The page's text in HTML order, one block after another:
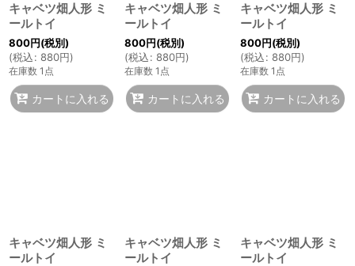
キャベツ畑人形 ミ
ールトイ
800円(税別)
(税込: 880円)
在庫数 1点
カートに入れる
キャベツ畑人形 ミ
ールトイ
800円(税別)
(税込: 880円)
在庫数 1点
カートに入れる
キャベツ畑人形 ミ
ールトイ
800円(税別)
(税込: 880円)
在庫数 1点
カートに入れる
キャベツ畑人形 ミ
ールトイ
キャベツ畑人形 ミ
ールトイ
キャベツ畑人形 ミ
ールトイ